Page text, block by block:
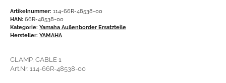
Artikelnummer: 114-66R-48538-00
HAN: 66R-48538-00
Kategorie: Yamaha Außenborder Ersatzteile
Hersteller: YAMAHA
CLAMP, CABLE 1
Art.Nr. 114-66R-48538-00